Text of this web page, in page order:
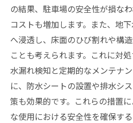
の結果、駐車場の安全性が損な
コストも増加します。また、地
へ浸透し、床面のひび割れや構
ことも考えられます。これに対
水漏れ検知と定期的なメンテナ
に、防水シートの設置や排水シ
策も効果的です。これらの措置
な使用における安全性を確保する